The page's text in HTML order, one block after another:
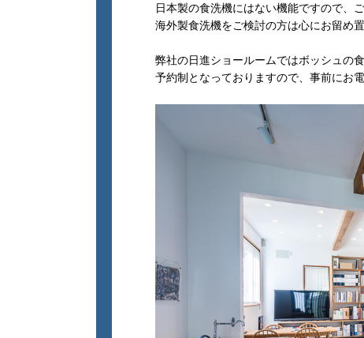
日本製の食洗機にはない機能ですので、
海外製食洗機をご検討の方は心にお留め置
弊社の日進ショールームではボッシュの
予約制となっておりますので、事前にお